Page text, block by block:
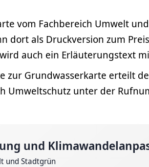
vom Fachbereich Umwelt
dort als Druckversion zum
auch ein Erläuterungstext
zur Grundwasserkarte erteilt
Umweltschutz unter der
und
und Stadtgrün